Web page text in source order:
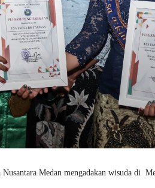
Medan mengadakan wisuda di